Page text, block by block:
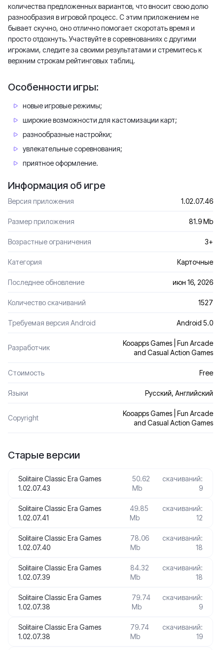
количества предложенных вариантов, что вносит свою долю
разнообразия в игровой процесс. С этим приложением не
бывает скучно, оно отлично помогает скоротать время и
просто отдохнуть. Участвуйте в соревнованиях с другими
игроками, следите за своими результатами и стремитесь к
верхним строкам рейтинговых таблиц.
Особенности игры:
новые игровые режимы;
широкие возможности для кастомизации карт;
разнообразные настройки;
увлекательные соревнования;
приятное оформление.
Информация об игре
Версия приложения 1.02.07.46
Размер приложения 81.9 Mb
Возрастные ограничения 3+
Категория Карточные
Последнее обновление июн 16, 2026
Количество скачиваний 1527
Требуемая версия Android Android 5.0
Разработчик
Kooapps Games | Fun Arcade
and Casual Action Games
Стоимость Free
Языки Русский, Английский
Сopyright
Kooapps Games | Fun Arcade
and Casual Action Games
Старые версии
Solitaire Classic Era Games
1.02.07.43
50.62
Mb
скачиваний:
9
Solitaire Classic Era Games
1.02.07.41
49.85
Mb
скачиваний:
12
Solitaire Classic Era Games
1.02.07.40
78.06
Mb
скачиваний:
18
Solitaire Classic Era Games
1.02.07.39
84.32
Mb
скачиваний:
18
Solitaire Classic Era Games
1.02.07.38
79.74
Mb
скачиваний:
9
Solitaire Classic Era Games
1.02.07.38
79.74
Mb
скачиваний:
19